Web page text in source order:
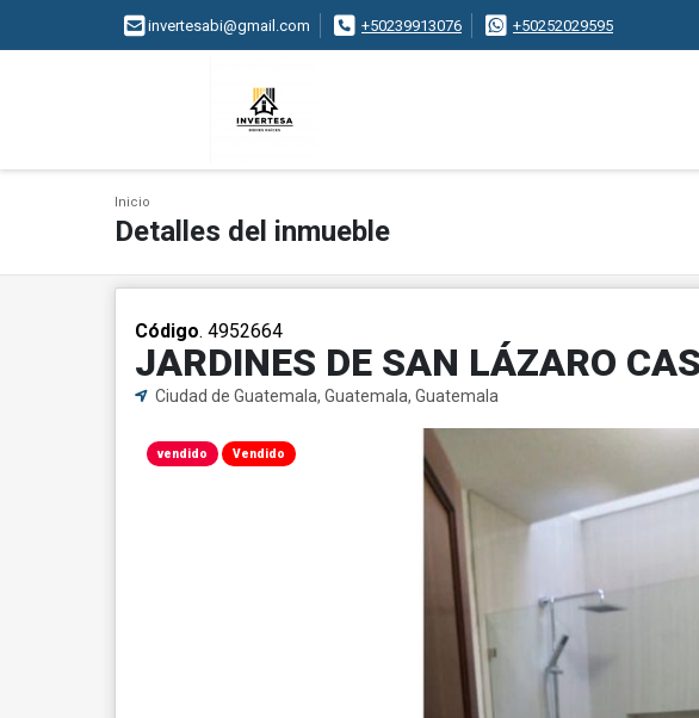
invertesabi@gmail.com +50239913076 +50252029595
Inicio
Detalles del inmueble
Código. 4952664
JARDINES DE SAN LÁZARO
Ciudad de Guatemala, Guatemala, Guatemala
vendido Vendido